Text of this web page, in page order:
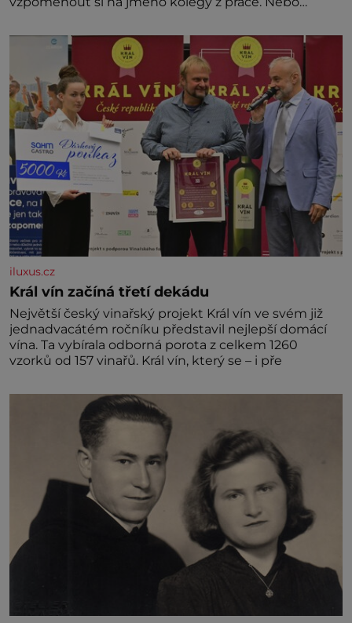
nedávno přečetli. Je to opravdu tak, s věkem jako
kdyby se paměť rozhodla stávkovat. Cvičte
iluxus.cz
Král vín začíná třetí dekádu
Největší český vinařský projekt Král vín ve svém již
jednadvacátém ročníku představil nejlepší domácí
vína. Ta vybírala odborná porota z celkem 1260
vzorků od 157 vinařů. Král vín, který se – i pře